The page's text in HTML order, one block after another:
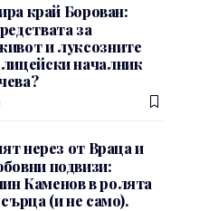
край Борован:
за
и луксозните
началник
нерез от Враца и
подвизи:
Каменов в ролята
(и не само).